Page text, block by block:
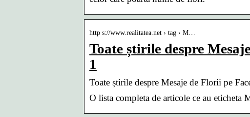
http s://www.realitatea.net › tag › M…
Toate știrile despre
1
Toate știrile despre Mesaje de Florii pe
O lista completa de articole ce au eticheta